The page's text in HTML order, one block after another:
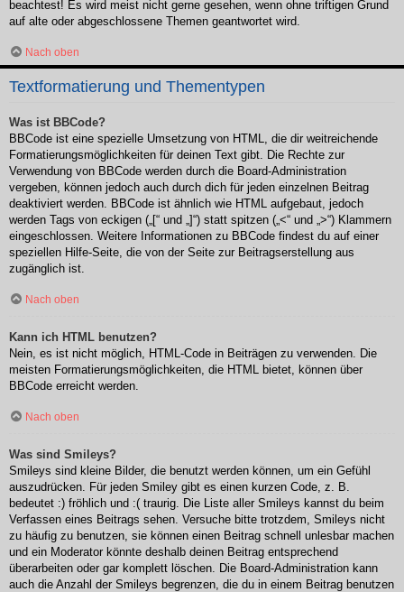
beachtest! Es wird meist nicht gerne gesehen, wenn ohne triftigen Grund
auf alte oder abgeschlossene Themen geantwortet wird.
Nach oben
Textformatierung und Thementypen
Was ist BBCode?
BBCode ist eine spezielle Umsetzung von HTML, die dir weitreichende
Formatierungsmöglichkeiten für deinen Text gibt. Die Rechte zur
Verwendung von BBCode werden durch die Board-Administration
vergeben, können jedoch auch durch dich für jeden einzelnen Beitrag
deaktiviert werden. BBCode ist ähnlich wie HTML aufgebaut, jedoch
werden Tags von eckigen („[“ und „]“) statt spitzen („<“ und „>“) Klammern
eingeschlossen. Weitere Informationen zu BBCode findest du auf einer
speziellen Hilfe-Seite, die von der Seite zur Beitragserstellung aus
zugänglich ist.
Nach oben
Kann ich HTML benutzen?
Nein, es ist nicht möglich, HTML-Code in Beiträgen zu verwenden. Die
meisten Formatierungsmöglichkeiten, die HTML bietet, können über
BBCode erreicht werden.
Nach oben
Was sind Smileys?
Smileys sind kleine Bilder, die benutzt werden können, um ein Gefühl
auszudrücken. Für jeden Smiley gibt es einen kurzen Code, z. B.
bedeutet :) fröhlich und :( traurig. Die Liste aller Smileys kannst du beim
Verfassen eines Beitrags sehen. Versuche bitte trotzdem, Smileys nicht
zu häufig zu benutzen, sie können einen Beitrag schnell unlesbar machen
und ein Moderator könnte deshalb deinen Beitrag entsprechend
überarbeiten oder gar komplett löschen. Die Board-Administration kann
auch die Anzahl der Smileys begrenzen, die du in einem Beitrag benutzen